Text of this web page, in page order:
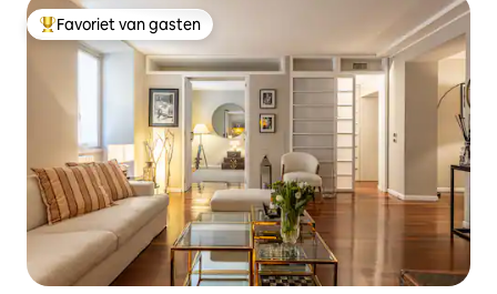
Topfavoriet van gasten
Favoriet van gasten